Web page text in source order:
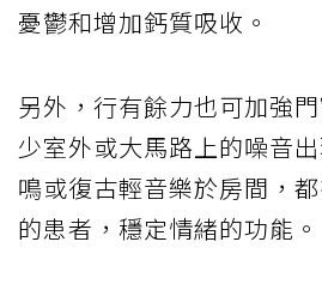
憂鬱和增加鈣質吸收。
另外，行有餘力也可加強
少室外或大馬路上的噪音
鳴或復古輕音樂於房間，
的患者，穩定情緒的功能。